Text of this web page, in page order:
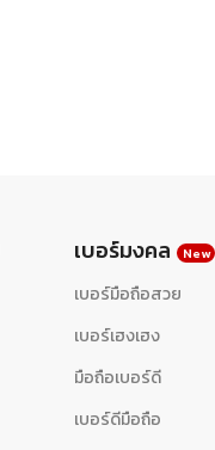
เบอร์มงคล New
เบอร์มือถือสวย
เบอร์เฮงเฮง
มือถือเบอร์ดี
เบอร์ดีมือถือ